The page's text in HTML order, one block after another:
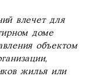
влечет для
доме
объектом
жилья или